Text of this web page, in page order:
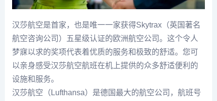
汉莎航空是首家，也是唯一一家获得Skytrax（英国著名
航空咨询公司）五星级认证的欧洲航空公司。这个令人
梦寐以求的奖项代表着优质的服务和极致的舒适。您可
以亲身感受汉莎航空航班在机上提供的众多舒适便利的
设施和服务。
汉莎航空（Lufthansa）是德国最大的航空公司，航班号